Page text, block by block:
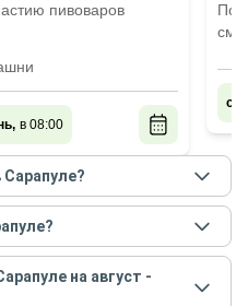
пивоваров
в 08:00
сб,
Сарапуле?
в Сарапулев
в Сарапуле «Если
по рейтингу и отзывам в
на август -